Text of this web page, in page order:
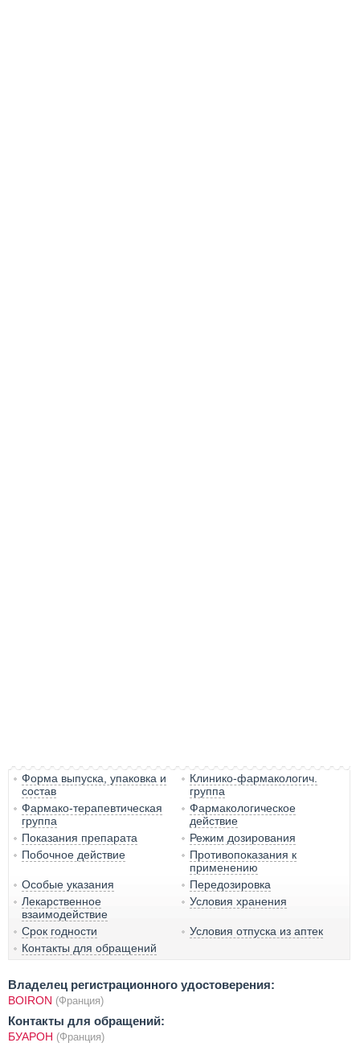
Форма выпуска, упаковка и
состав
Клинико-фармакологич.
группа
Фармако-терапевтическая
группа
Фармакологическое
действие
Показания препарата
Режим дозирования
Побочное действие
Противопоказания к
применению
Особые указания
Передозировка
Лекарственное
взаимодействие
Условия хранения
Срок годности
Условия отпуска из аптек
Контакты для обращений
Владелец регистрационного удостоверения:
BOIRON (Франция)
Контакты для обращений:
БУАРОН (Франция)